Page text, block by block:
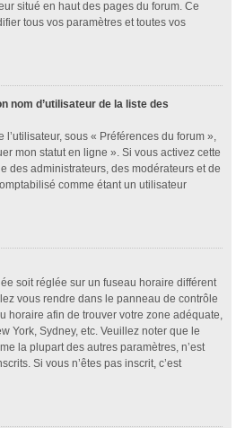
situé en haut des pages du forum. Ce
tous vos paramètres et toutes vos
nom d’utilisateur de la liste des
sous « Préférences du forum »,
mon statut en ligne ». Si vous activez cette
des administrateurs, des modérateurs et de
comme étant un utilisateur
soit réglée sur un fuseau horaire différent
vous rendre dans le panneau de contrôle
horaire afin de trouver votre zone adéquate,
York, Sydney, etc. Veuillez noter que le
la plupart des autres paramètres, n’est
Si vous n’êtes pas inscrit, c’est